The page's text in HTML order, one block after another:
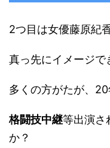
2つ目は女優藤原紀
真っ先にイメージで
多くの方がたが、
格闘技中継等出演さ
か？